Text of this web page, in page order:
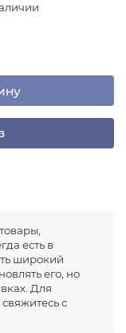
есть в
широкий
его, но
Для
с